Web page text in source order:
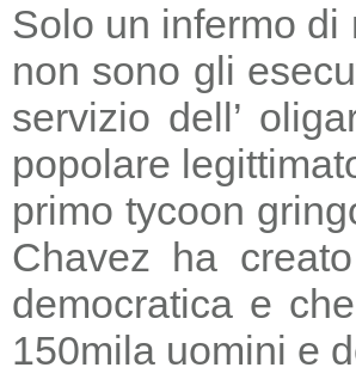
Solo un infermo
non sono gli
servizio dell’
popolare
primo tycoon
Chavez ha
democratica e
150mila uomini e